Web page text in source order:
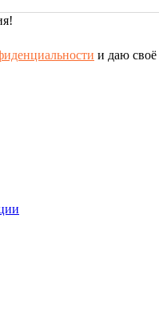
и даю своё